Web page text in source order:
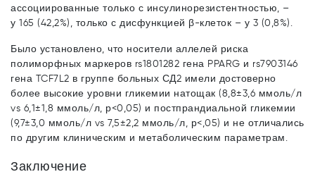
ассоциированные только с инсулинорезистентностью, –
у 165 (42,2%), только с дисфункцией β-клеток – у 3 (0,8%).
Было установлено, что носители аллелей риска
полиморфных маркеров rs1801282 гена PPARG и rs7903146
гена TCF7L2 в группе больных СД2 имели достоверно
более высокие уровни гликемии натощак (8,8±3,6 ммоль/л
vs 6,1±1,8 ммоль/л, р<0,05) и постпрандиальной гликемии
(9,7±3,0 ммоль/л vs 7,5±2,2 ммоль/л, р<,05) и не отличались
по другим клиническим и метаболическим параметрам.
Заключение